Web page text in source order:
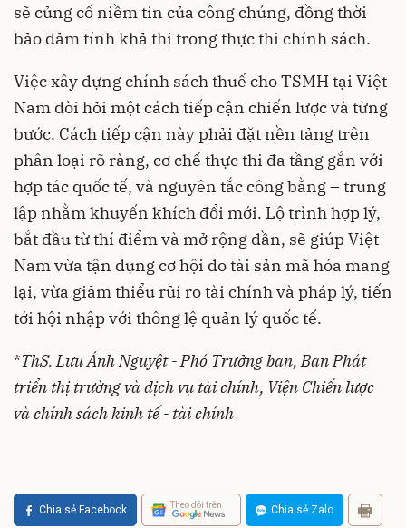
sẽ củng cố niềm tin của công chúng, đồng thời
bảo đảm tính khả thi trong thực thi chính sách.
Việc xây dựng chính sách thuế cho TSMH tại Việt
Nam đòi hỏi một cách tiếp cận chiến lược và từng
bước. Cách tiếp cận này phải đặt nền tảng trên
phân loại rõ ràng, cơ chế thực thi đa tầng gắn với
hợp tác quốc tế, và nguyên tắc công bằng – trung
lập nhằm khuyến khích đổi mới. Lộ trình hợp lý,
bắt đầu từ thí điểm và mở rộng dần, sẽ giúp Việt
Nam vừa tận dụng cơ hội do tài sản mã hóa mang
lại, vừa giảm thiểu rủi ro tài chính và pháp lý, tiến
tới hội nhập với thông lệ quản lý quốc tế.
*ThS. Lưu Ánh Nguyệt - Phó Trưởng ban, Ban Phát
triển thị trường và dịch vụ tài chính, Viện Chiến lược
và chính sách kinh tế - tài chính
Chia sẻ Facebook Theo dõi trên Chia sẻ Zalo